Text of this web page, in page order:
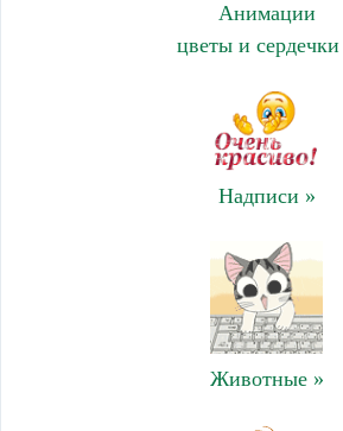
Анимации
цветы и сердечки
Надписи »
Животные »